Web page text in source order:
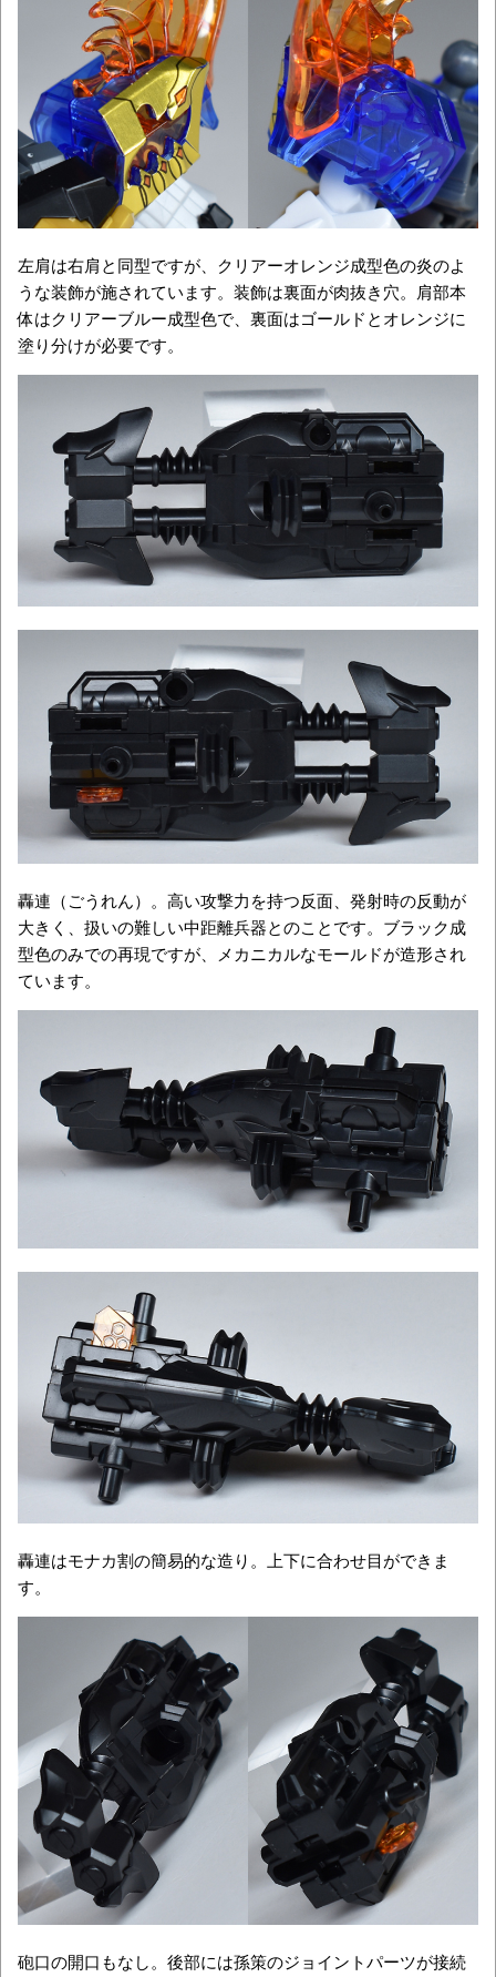
左肩は右肩と同型ですが、クリアーオレンジ成型色の炎のよ
うな装飾が施されています。装飾は裏面が肉抜き穴。肩部本
体はクリアーブルー成型色で、裏面はゴールドとオレンジに
塗り分けが必要です。
轟連（ごうれん）。高い攻撃力を持つ反面、発射時の反動が
大きく、扱いの難しい中距離兵器とのことです。ブラック成
型色のみでの再現ですが、メカニカルなモールドが造形され
ています。
轟連はモナカ割の簡易的な造り。上下に合わせ目ができま
す。
砲口の開口もなし。後部には孫策のジョイントパーツが接続